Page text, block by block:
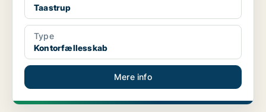
Taastrup
Type
Kontorfællesskab
Mere info